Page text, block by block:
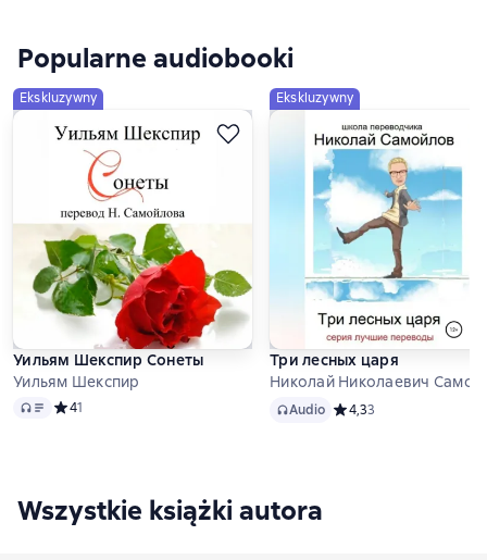
Popularne audiobooki
Ekskluzywny
Уильям Шекспир Сонеты
Уильям Шекспир
Audio Средний рейтинг 4 на основе 1 оценок
41
Ekskluzywny
Три лесных царя
Николай Николаевич
AudioAudio Средний рейтинг 4,3
4,33
Wszystkie książki autora